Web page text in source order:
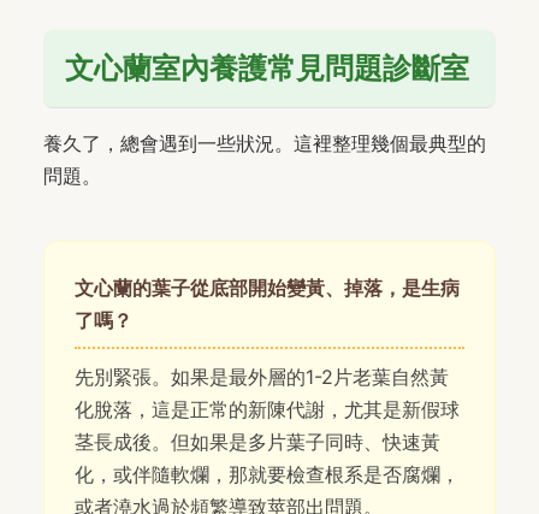
文心蘭室內養護常見問題診斷室
養久了，總會遇到一些狀況。這裡整理幾個最典型的
問題。
文心蘭的葉子從底部開始變黃、掉落，是生病
了嗎？
先別緊張。如果是最外層的1-2片老葉自然黃
化脫落，這是正常的新陳代謝，尤其是新假球
茎長成後。但如果是多片葉子同時、快速黃
化，或伴隨軟爛，那就要檢查根系是否腐爛，
或者澆水過於頻繁導致莖部出問題。